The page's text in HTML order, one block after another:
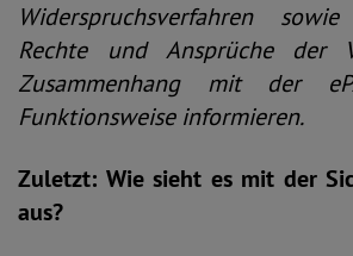
Widerspruchsverfahren
Rechte und Ansprüche der
Zusammenhang mit der
Funktionsweise informieren.
Zuletzt: Wie sieht es mit der
aus?